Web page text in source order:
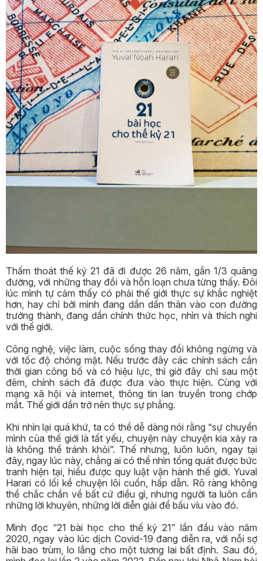
Thấm thoát thế kỷ 21 đã đi được 26 năm, gần 1/3 quãng
đường, với những thay đổi và hỗn loạn chưa từng thấy. Đôi
lúc mình tự cảm thấy có phải thế giới thực sự khắc nghiệt
hơn, hay chỉ bởi mình đang dần dấn thân vào con đường
trưởng thành, đang dần chính thức học, nhìn và thích nghi
với thế giới.
Công nghệ, việc làm, cuộc sống thay đổi không ngừng và
với tốc độ chóng mặt. Nếu trước đây các chính sách cần
thời gian công bố và có hiệu lực, thì giờ đây chỉ sau một
đêm, chính sách đã được đưa vào thực hiện. Cùng với
mạng xã hội và internet, thông tin lan truyền trong chớp
mắt. Thế giới dần trở nên thực sự phẳng.
Khi nhìn lại quá khứ, ta có thể dễ dàng nói rằng “sự chuyển
mình của thế giới là tất yếu, chuyện này chuyện kia xảy ra
là không thể tránh khỏi”. Thế nhưng, luôn luôn, ngay tại
đây, ngay lúc này, chẳng ai có thể nhìn tổng quát được bức
tranh hiện tại, hiểu được quy luật vận hành thế giới. Yuval
Harari có lối kể chuyện lôi cuốn, hấp dẫn. Rõ ràng không
thể chắc chắn về bất cứ điều gì, nhưng người ta luôn cần
những lời khuyên, những lời diễn giải để bấu víu vào đó.
Mình đọc “21 bài học cho thế kỷ 21” lần đầu vào năm
2020, ngay vào lúc dịch Covid-19 đang diễn ra, với nỗi sợ
hãi bao trùm, lo lắng cho một tương lai bất định. Sau đó,